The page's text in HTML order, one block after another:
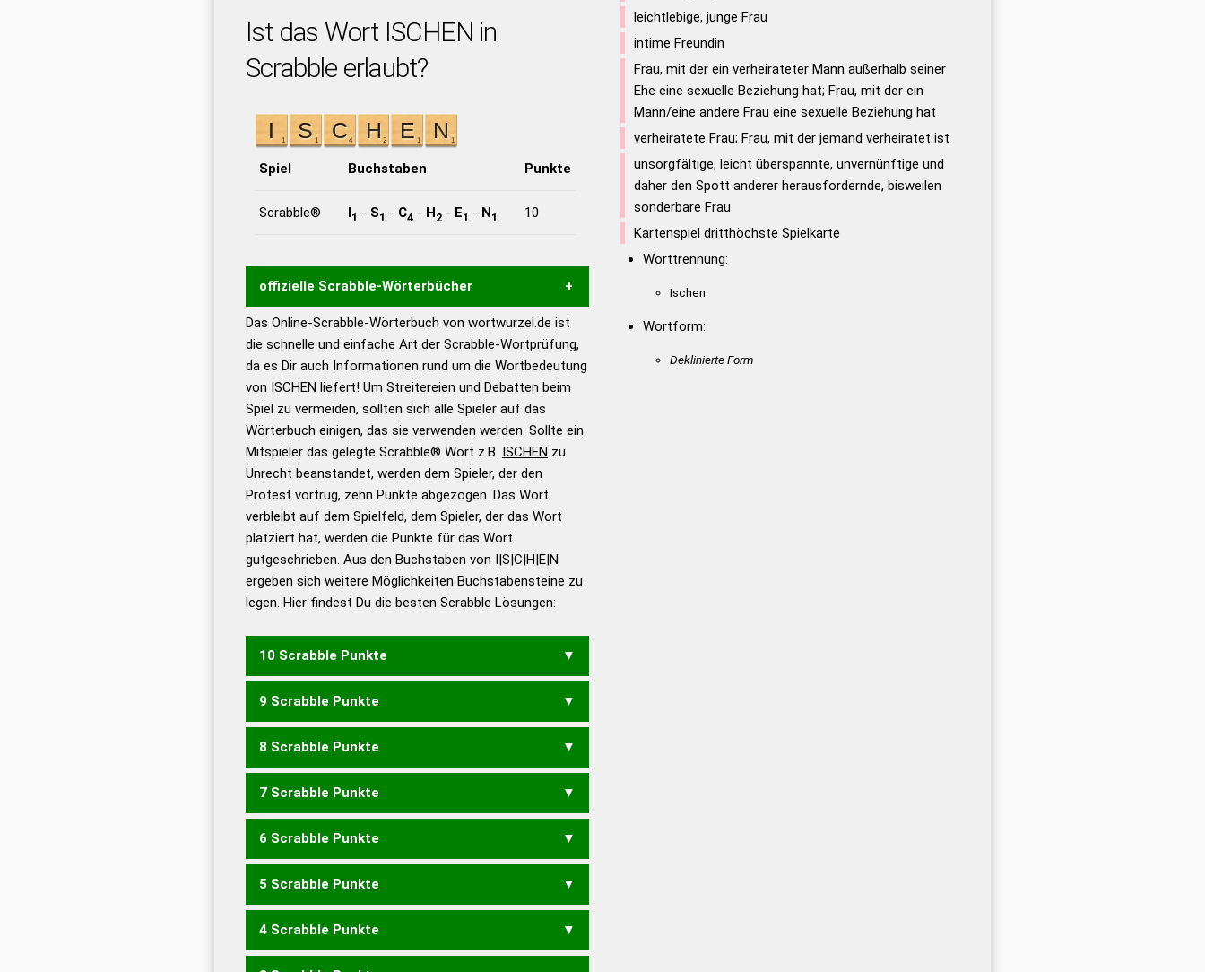
Ist das Wort ISCHEN in
Scrabble erlaubt?
Spiel Buchstaben Punkte
Scrabble® I1 - S1 - C4 - H2- E1 - N1 10
offizielle Scrabble-Wörterbücher
Wortwurzel liefert mit Hilfe eines semantischen
Wortanalyse-Algorithmus gute Anhaltspunkte zu
Wortbedeutung, Worttrennung und Wortform, um die
Gültigkeit eines Wortes für das Scrabble-Spiel zu
bestimmen! zugelassene Turnier Scrabble-
Wörterbücher sind:
Duden – Standardwerk in 12
Bänden
Duden – Richtiges und gutes
Deutsch
Duden – Die deutsche Grammatik
Duden – Deutsches
Universalwörterbuch
Das Online-Scrabble-Wörterbuch von wortwurzel.de ist
die schnelle und einfache Art der Scrabble-Wortprüfung,
da es Dir auch Informationen rund um die Wortbedeutung
von ISCHEN liefert! Um Streitereien und Debatten beim
Spiel zu vermeiden, sollten sich alle Spieler auf das
Wörterbuch einigen, das sie verwenden werden. Sollte ein
Mitspieler das gelegte Scrabble® Wort z.B. ISCHEN zu
Unrecht beanstandet, werden dem Spieler, der den
Protest vortrug, zehn Punkte abgezogen. Das Wort
verbleibt auf dem Spielfeld, dem Spieler, der das Wort
platziert hat, werden die Punkte für das Wort
gutgeschrieben. Aus den Buchstaben von I|S|C|H|E|N
ergeben sich weitere Möglichkeiten Buchstabensteine zu
legen. Hier findest Du die besten Scrabble Lösungen:
10 Scrabble Punkte
INCHES NESCHI NISCHE
9 Scrabble Punkte
SEICH SIECH
8 Scrabble Punkte
CHIS EICH ICHS INCH
7 Scrabble Punkte
CHI ICH ICES
6 Scrabble Punkte
CES CIS ICE ICS SEC
5 Scrabble Punkte
SEHN SEIH SIEH
4 Scrabble Punkte
leichtlebige, junge Frau
intime Freundin
Frau, mit der ein verheirateter Mann außerhalb seiner
Ehe eine sexuelle Beziehung hat; Frau, mit der ein
Mann/eine andere Frau eine sexuelle Beziehung hat
verheiratete Frau; Frau, mit der jemand verheiratet ist
unsorgfältige, leicht überspannte, unvernünftige und
daher den Spott anderer herausfordernde, bisweilen
sonderbare Frau
Kartenspiel dritthöchste Spielkarte
Worttrennung:
Ischen
Wortform:
Deklinierte Form